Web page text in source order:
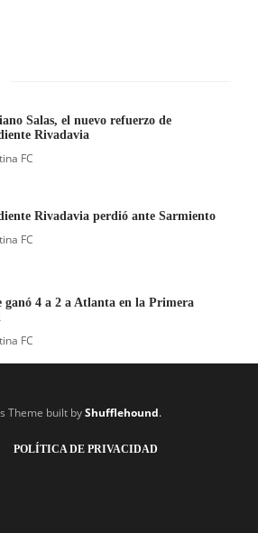
Salas, el nuevo refuerzo de
Rivadavia
FC
Rivadavia perdió ante Sarmiento
FC
ganó 4 a 2 a Atlanta en la Primera
FC
Theme built byShufflehound.
POLÍTICA DE PRIVACIDAD